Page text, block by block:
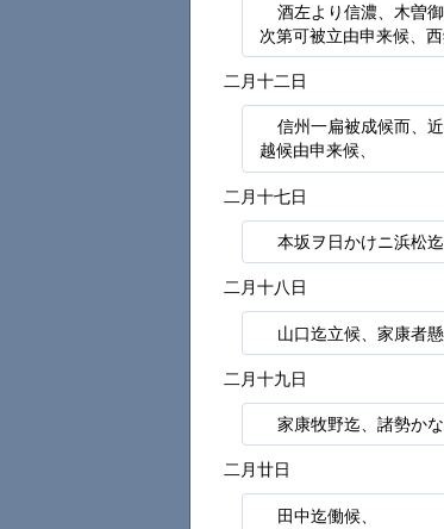
酒左より信濃、木曽
次第可被立由申来候、西
二月十二日
信州一扁被成候而、
越候由申来候、
二月十七日
本坂ヲ日かけニ浜松
二月十八日
山口迄立候、家康者懸
二月十九日
家康牧野迄、諸勢かな
二月廿日
田中迄働候、